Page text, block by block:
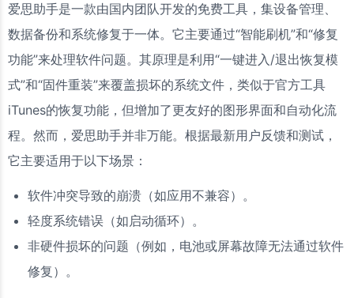
爱思助手是一款由国内团队开发的免费工具，集设备管理、
数据备份和系统修复于一体。它主要通过“智能刷机”和“修复
功能”来处理软件问题。其原理是利用“一键进入/退出恢复模
式”和“固件重装”来覆盖损坏的系统文件，类似于官方工具
iTunes的恢复功能，但增加了更友好的图形界面和自动化流
程。然而，爱思助手并非万能。根据最新用户反馈和测试，
它主要适用于以下场景：
软件冲突导致的崩溃（如应用不兼容）。
轻度系统错误（如启动循环）。
非硬件损坏的问题（例如，电池或屏幕故障无法通过软件
修复）。